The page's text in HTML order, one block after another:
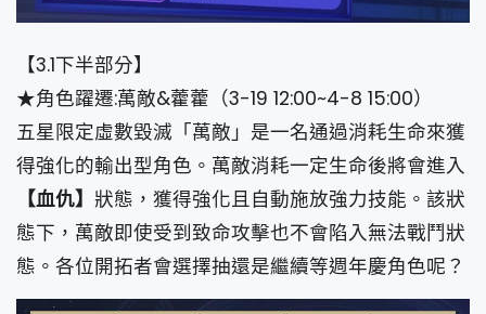
【3.1下半部分】
★角色躍遷:萬敵&藿藿（3-19 12:00~4-8 15:00）
五星限定虛數毀滅「萬敵」是一名通過消耗生命來獲
得強化的輸出型角色。萬敵消耗一定生命後將會進入
【血仇】 狀態，獲得強化且自動施放強力技能。該狀
態下，萬敵即使受到致命攻擊也不會陷入無法戰鬥狀
態。各位開拓者會選擇抽還是繼續等週年慶角色呢？